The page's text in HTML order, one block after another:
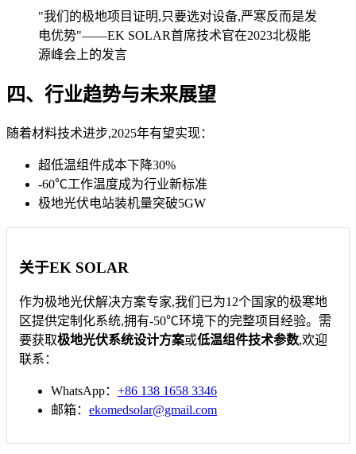
"我们的极地项目证明,只要选对设备,严寒反而是发
电优势"——EK SOLAR首席技术官在2023北极能
源峰会上的发言
四、行业趋势与未来展望
随着材料技术进步,2025年有望实现：
超低温组件成本下降30%
-60℃工作温度成为行业新标准
极地光伏电站装机量突破5GW
关于EK SOLAR
作为极地光伏解决方案专家,我们已为12个国家的极寒地
区提供定制化系统,拥有-50℃环境下的完整项目经验。需
要获取极地光伏系统设计方案或低温组件技术参数,欢迎
联系：
WhatsApp： +86 138 1658 3346
邮箱： ekomedsolar@gmail.com